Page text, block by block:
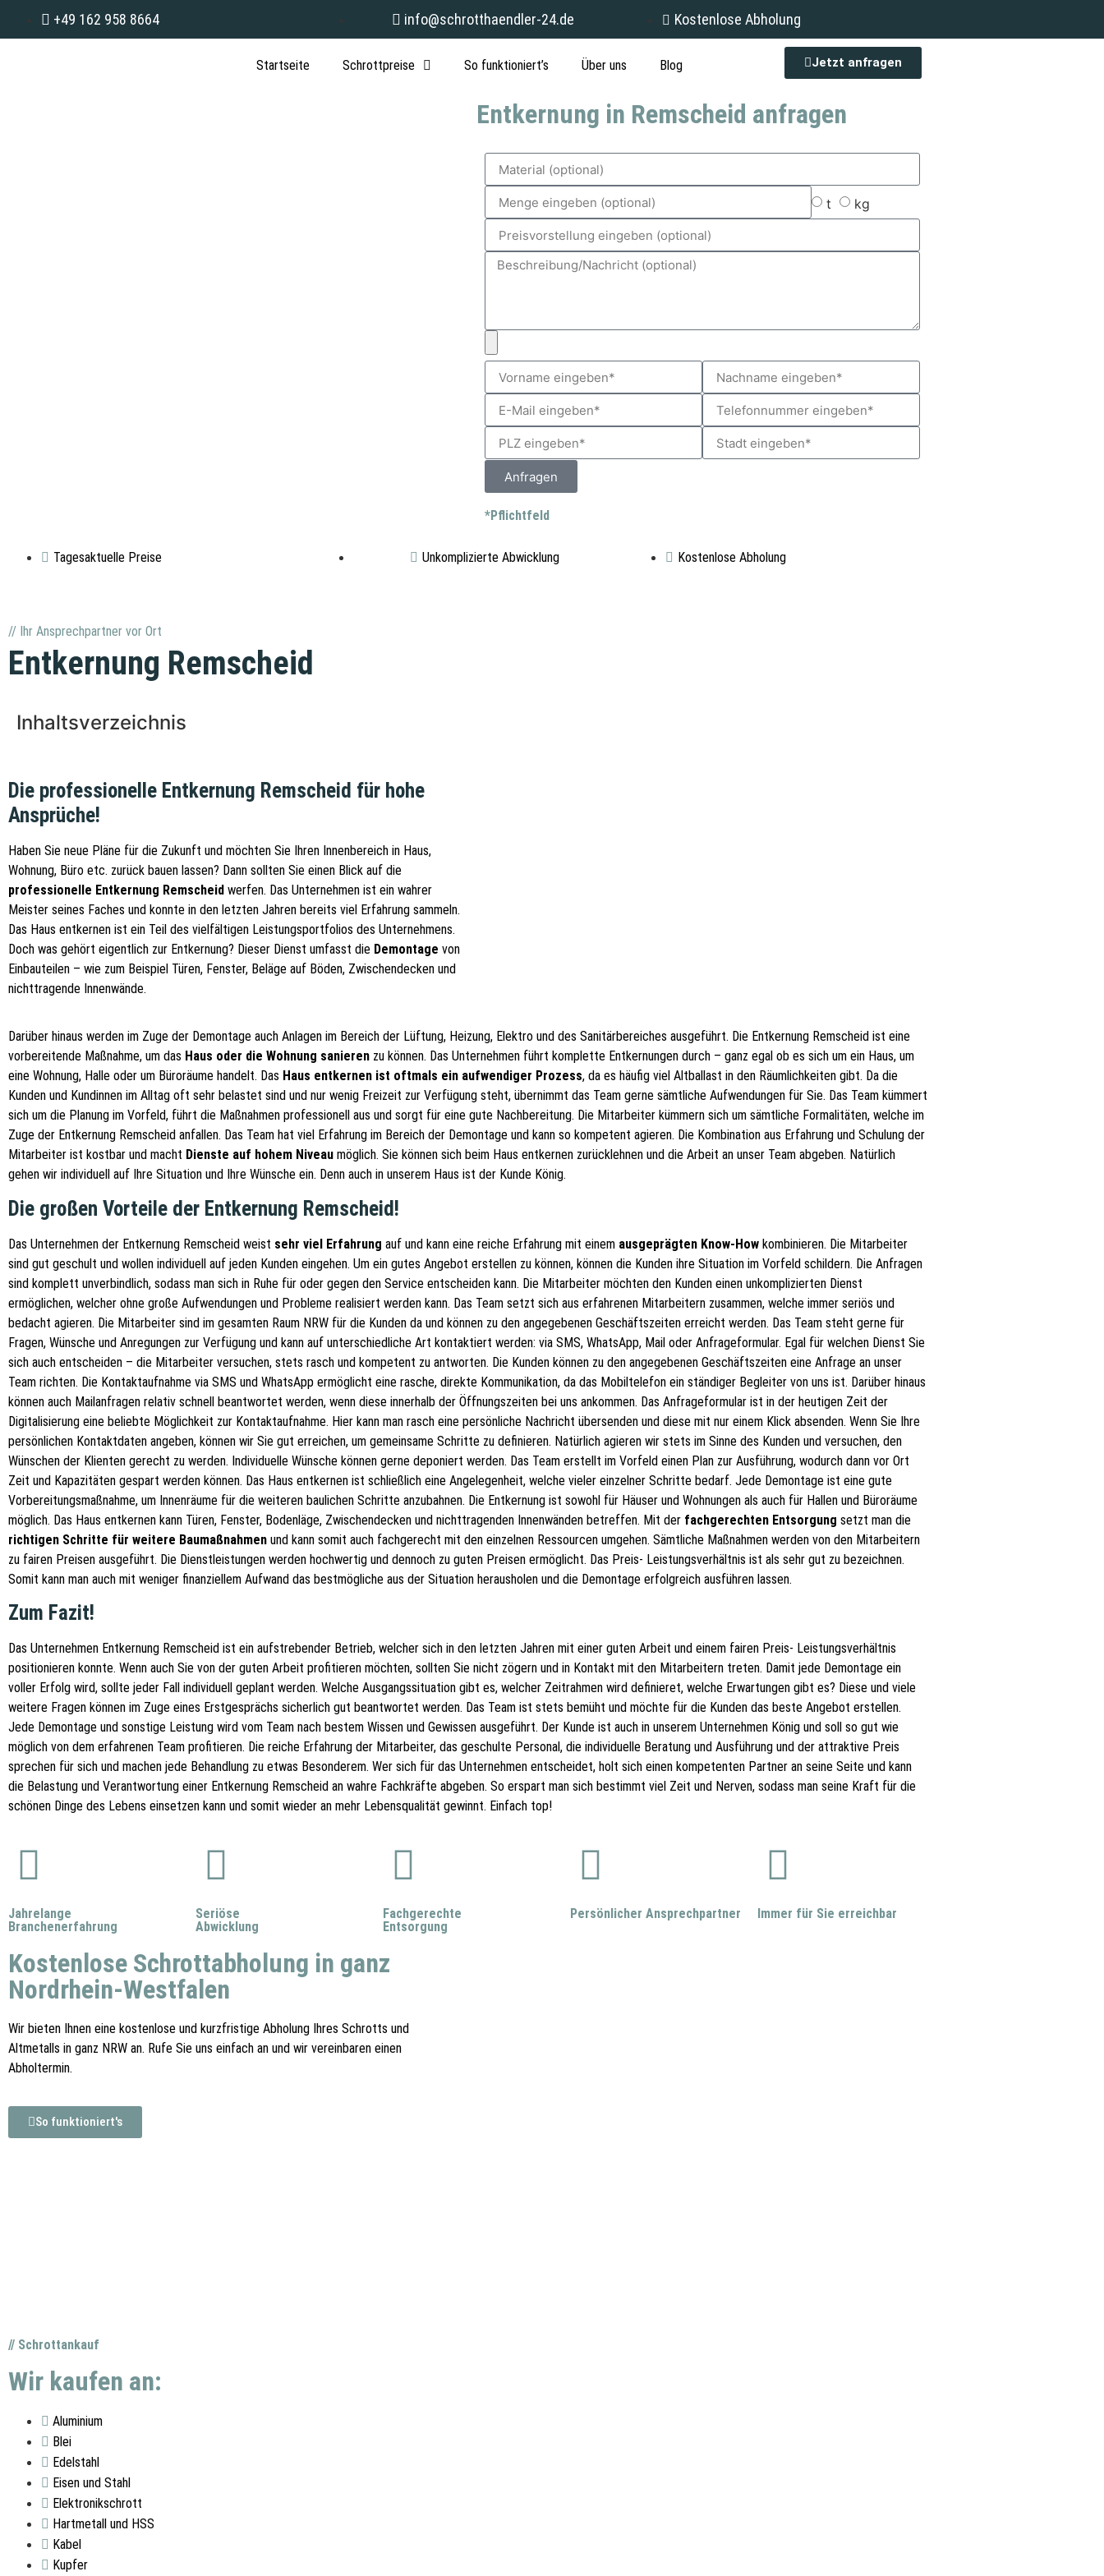
+49 162 958 8664 info@schrotthaendler-24.de Kostenlose Abholung
Startseite Schrottpreise So funktioniert’s Über uns Blog Jetzt anfragen
Entkernung in Remscheid anfragen
t kg
Anfragen
*Pflichtfeld
Tagesaktuelle Preise Unkomplizierte Abwicklung Kostenlose Abholung
// Ihr Ansprechpartner vor Ort
Entkernung Remscheid
Inhaltsverzeichnis
Die professionelle Entkernung Remscheid für hohe
Ansprüche!
Haben Sie neue Pläne für die Zukunft und möchten Sie Ihren Innenbereich in Haus,
Wohnung, Büro etc. zurück bauen lassen? Dann sollten Sie einen Blick auf die
professionelle Entkernung Remscheid werfen. Das Unternehmen ist ein wahrer
Meister seines Faches und konnte in den letzten Jahren bereits viel Erfahrung sammeln.
Das Haus entkernen ist ein Teil des vielfältigen Leistungsportfolios des Unternehmens.
Doch was gehört eigentlich zur Entkernung? Dieser Dienst umfasst die Demontage von
Einbauteilen – wie zum Beispiel Türen, Fenster, Beläge auf Böden, Zwischendecken und
nichttragende Innenwände.
Darüber hinaus werden im Zuge der Demontage auch Anlagen im Bereich der Lüftung, Heizung, Elektro und des Sanitärbereiches ausgeführt. Die Entkernung Remscheid ist eine
vorbereitende Maßnahme, um das Haus oder die Wohnung sanieren zu können. Das Unternehmen führt komplette Entkernungen durch – ganz egal ob es sich um ein Haus, um
eine Wohnung, Halle oder um Büroräume handelt. Das Haus entkernen ist oftmals ein aufwendiger Prozess, da es häufig viel Altballast in den Räumlichkeiten gibt. Da die
Kunden und Kundinnen im Alltag oft sehr belastet sind und nur wenig Freizeit zur Verfügung steht, übernimmt das Team gerne sämtliche Aufwendungen für Sie. Das Team kümmert
sich um die Planung im Vorfeld, führt die Maßnahmen professionell aus und sorgt für eine gute Nachbereitung. Die Mitarbeiter kümmern sich um sämtliche Formalitäten, welche im
Zuge der Entkernung Remscheid anfallen. Das Team hat viel Erfahrung im Bereich der Demontage und kann so kompetent agieren. Die Kombination aus Erfahrung und Schulung der
Mitarbeiter ist kostbar und macht Dienste auf hohem Niveau möglich. Sie können sich beim Haus entkernen zurücklehnen und die Arbeit an unser Team abgeben. Natürlich
gehen wir individuell auf Ihre Situation und Ihre Wünsche ein. Denn auch in unserem Haus ist der Kunde König.
Die großen Vorteile der Entkernung Remscheid!
Das Unternehmen der Entkernung Remscheid weist sehr viel Erfahrung auf und kann eine reiche Erfahrung mit einem ausgeprägten Know-How kombinieren. Die Mitarbeiter
sind gut geschult und wollen individuell auf jeden Kunden eingehen. Um ein gutes Angebot erstellen zu können, können die Kunden ihre Situation im Vorfeld schildern. Die Anfragen
sind komplett unverbindlich, sodass man sich in Ruhe für oder gegen den Service entscheiden kann. Die Mitarbeiter möchten den Kunden einen unkomplizierten Dienst
ermöglichen, welcher ohne große Aufwendungen und Probleme realisiert werden kann. Das Team setzt sich aus erfahrenen Mitarbeitern zusammen, welche immer seriös und
bedacht agieren. Die Mitarbeiter sind im gesamten Raum NRW für die Kunden da und können zu den angegebenen Geschäftszeiten erreicht werden. Das Team steht gerne für
Fragen, Wünsche und Anregungen zur Verfügung und kann auf unterschiedliche Art kontaktiert werden: via SMS, WhatsApp, Mail oder Anfrageformular. Egal für welchen Dienst Sie
sich auch entscheiden – die Mitarbeiter versuchen, stets rasch und kompetent zu antworten. Die Kunden können zu den angegebenen Geschäftszeiten eine Anfrage an unser
Team richten. Die Kontaktaufnahme via SMS und WhatsApp ermöglicht eine rasche, direkte Kommunikation, da das Mobiltelefon ein ständiger Begleiter von uns ist. Darüber hinaus
können auch Mailanfragen relativ schnell beantwortet werden, wenn diese innerhalb der Öffnungszeiten bei uns ankommen. Das Anfrageformular ist in der heutigen Zeit der
Digitalisierung eine beliebte Möglichkeit zur Kontaktaufnahme. Hier kann man rasch eine persönliche Nachricht übersenden und diese mit nur einem Klick absenden. Wenn Sie Ihre
persönlichen Kontaktdaten angeben, können wir Sie gut erreichen, um gemeinsame Schritte zu definieren. Natürlich agieren wir stets im Sinne des Kunden und versuchen, den
Wünschen der Klienten gerecht zu werden. Individuelle Wünsche können gerne deponiert werden. Das Team erstellt im Vorfeld einen Plan zur Ausführung, wodurch dann vor Ort
Zeit und Kapazitäten gespart werden können. Das Haus entkernen ist schließlich eine Angelegenheit, welche vieler einzelner Schritte bedarf. Jede Demontage ist eine gute
Vorbereitungsmaßnahme, um Innenräume für die weiteren baulichen Schritte anzubahnen. Die Entkernung ist sowohl für Häuser und Wohnungen als auch für Hallen und Büroräume
möglich. Das Haus entkernen kann Türen, Fenster, Bodenläge, Zwischendecken und nichttragenden Innenwänden betreffen. Mit der fachgerechten Entsorgung setzt man die
richtigen Schritte für weitere Baumaßnahmen und kann somit auch fachgerecht mit den einzelnen Ressourcen umgehen. Sämtliche Maßnahmen werden von den Mitarbeitern
zu fairen Preisen ausgeführt. Die Dienstleistungen werden hochwertig und dennoch zu guten Preisen ermöglicht. Das Preis- Leistungsverhältnis ist als sehr gut zu bezeichnen.
Somit kann man auch mit weniger finanziellem Aufwand das bestmögliche aus der Situation herausholen und die Demontage erfolgreich ausführen lassen.
Zum Fazit!
Das Unternehmen Entkernung Remscheid ist ein aufstrebender Betrieb, welcher sich in den letzten Jahren mit einer guten Arbeit und einem fairen Preis- Leistungsverhältnis
positionieren konnte. Wenn auch Sie von der guten Arbeit profitieren möchten, sollten Sie nicht zögern und in Kontakt mit den Mitarbeitern treten. Damit jede Demontage ein
voller Erfolg wird, sollte jeder Fall individuell geplant werden. Welche Ausgangssituation gibt es, welcher Zeitrahmen wird definieret, welche Erwartungen gibt es? Diese und viele
weitere Fragen können im Zuge eines Erstgesprächs sicherlich gut beantwortet werden. Das Team ist stets bemüht und möchte für die Kunden das beste Angebot erstellen.
Jede Demontage und sonstige Leistung wird vom Team nach bestem Wissen und Gewissen ausgeführt. Der Kunde ist auch in unserem Unternehmen König und soll so gut wie
möglich von dem erfahrenen Team profitieren. Die reiche Erfahrung der Mitarbeiter, das geschulte Personal, die individuelle Beratung und Ausführung und der attraktive Preis
sprechen für sich und machen jede Behandlung zu etwas Besonderem. Wer sich für das Unternehmen entscheidet, holt sich einen kompetenten Partner an seine Seite und kann
die Belastung und Verantwortung einer Entkernung Remscheid an wahre Fachkräfte abgeben. So erspart man sich bestimmt viel Zeit und Nerven, sodass man seine Kraft für die
schönen Dinge des Lebens einsetzen kann und somit wieder an mehr Lebensqualität gewinnt. Einfach top!
Jahrelange
Branchenerfahrung
Seriöse
Abwicklung
Fachgerechte
Entsorgung
Persönlicher Ansprechpartner Immer für Sie erreichbar
Kostenlose Schrottabholung in ganz
Nordrhein-Westfalen
Wir bieten Ihnen eine kostenlose und kurzfristige Abholung Ihres Schrotts und
Altmetalls in ganz NRW an. Rufe Sie uns einfach an und wir vereinbaren einen
Abholtermin.
So funktioniert's
// Schrottankauf
Wir kaufen an:
Aluminium
Blei
Edelstahl
Eisen und Stahl
Elektronikschrott
Hartmetall und HSS
Kabel
Kupfer